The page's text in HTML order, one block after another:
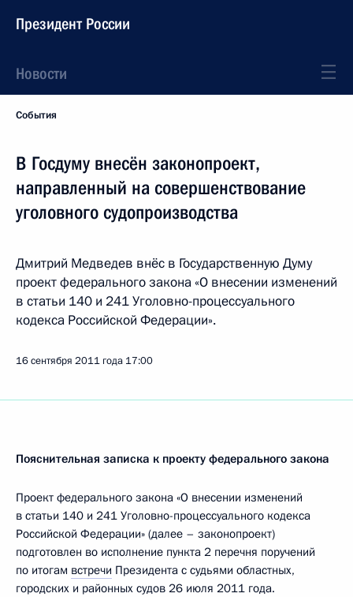
Президент России
Новости
События
В Госдуму внесён законопроект,
направленный на совершенствование
уголовного судопроизводства
Дмитрий Медведев внёс в Государственную Думу
проект федерального закона «О внесении изменений
в статьи 140 и 241 Уголовно-процессуального
кодекса Российской Федерации».
16 сентября 2011 года 17:00
Пояснительная записка к проекту федерального закона
Проект федерального закона «О внесении изменений
в статьи 140 и 241 Уголовно-процессуального кодекса
Российской Федерации» (далее – законопроект)
подготовлен во исполнение пункта 2 перечня поручений
по итогам встречи Президента с судьями областных,
городских и районных судов 26 июля 2011 года.